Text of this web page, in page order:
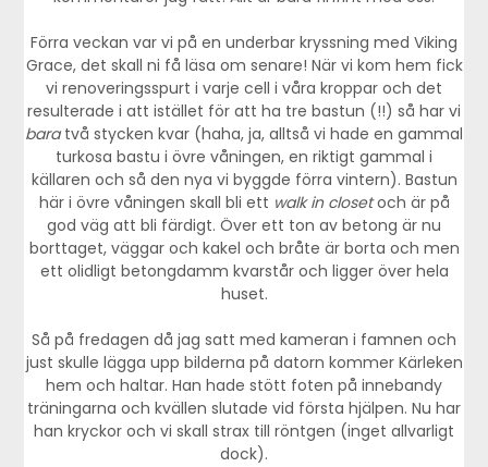
Förra veckan var vi på en underbar kryssning med Viking
Grace, det skall ni få läsa om senare! När vi kom hem fick
vi renoveringsspurt i varje cell i våra kroppar och det
resulterade i att istället för att ha tre bastun (!!) så har vi
baratvå stycken kvar (haha, ja, alltså vi hade en gammal
turkosa bastu i övre våningen, en riktigt gammal i
källaren och så den nya vi byggde förra vintern). Bastun
här i övre våningen skall bli ett walk in closetoch är på
god väg att bli färdigt. Över ett ton av betong är nu
borttaget, väggar och kakel och bråte är borta och men
ett olidligt betongdamm kvarstår och ligger över hela
huset.
Så på fredagen då jag satt med kameran i famnen och
just skulle lägga upp bilderna på datorn kommer Kärleken
hem och haltar. Han hade stött foten på innebandy
träningarna och kvällen slutade vid första hjälpen. Nu har
han kryckor och vi skall strax till röntgen (inget allvarligt
dock).